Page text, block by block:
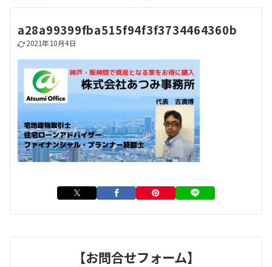
a28a99399fba515f94f3f3734464360b
2021年10月4日
【お問合せフォーム】